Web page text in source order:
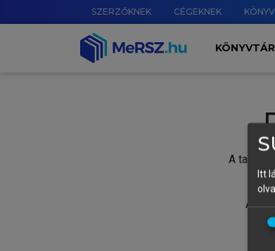
SZERZŐKNEK CÉGEKNEK
KÖNYVTÁR
A
A
Itt